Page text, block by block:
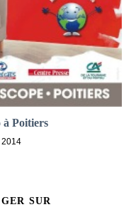
Poitiers
SUR